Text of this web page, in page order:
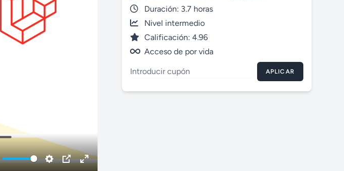
Duración: 3.7 horas
Nivel intermedio
Calificación: 4.96
Acceso de por vida
APLICAR